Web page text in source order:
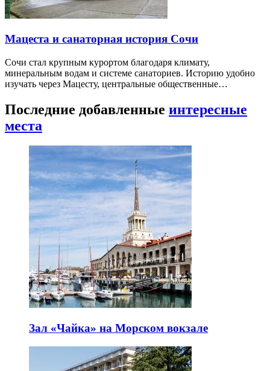
Мацеста и санаторная история Сочи
Сочи стал крупным курортом благодаря климату,
минеральным водам и системе санаториев. Историю удобно
изучать через Мацесту, центральные общественные…
Последние добавленные интересные
места
Зал «Чайка» на Морском вокзале